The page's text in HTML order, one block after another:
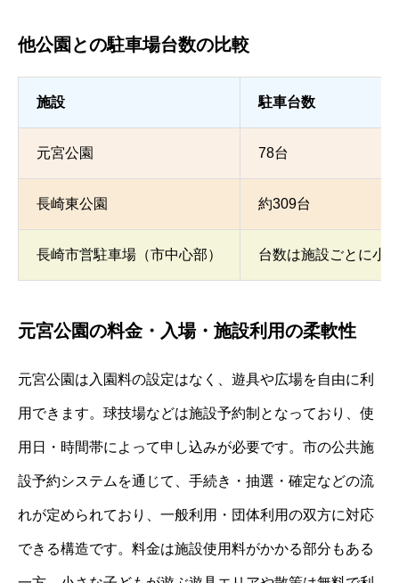
他公園との駐車場台数の比較
施設 駐車台数
元宮公園 78台
長崎東公園 約309台
長崎市営駐車場（市中心部） 台数は施設ごとに小
元宮公園の料金・入場・施設利用の柔軟性
元宮公園は入園料の設定はなく、遊具や広場を自由に利
用できます。球技場などは施設予約制となっており、使
用日・時間帯によって申し込みが必要です。市の公共施
設予約システムを通じて、手続き・抽選・確定などの流
れが定められており、一般利用・団体利用の双方に対応
できる構造です。料金は施設使用料がかかる部分もある